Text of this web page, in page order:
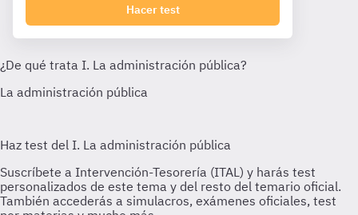
Hacer test